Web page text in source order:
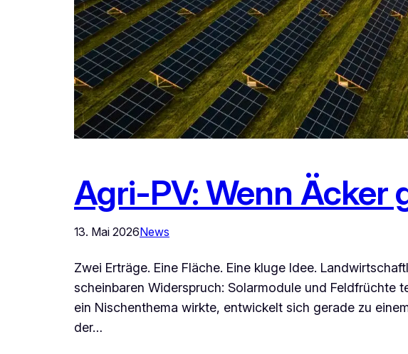
Agri-PV: Wenn Äcker
13. Mai 2026News
Zwei Erträge. Eine Fläche. Eine kluge Idee.
scheinbaren Widerspruch: Solarmodule und Feldfrüchte
ein Nischenthema wirkte, entwickelt sich gerade zu
der…